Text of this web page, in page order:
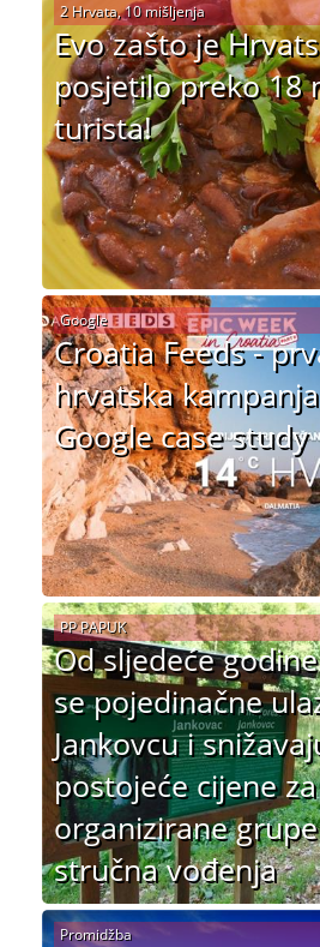
Evo zašto je
posjetilo preko 18
turista!
2 Hrvata, 10 mišljenja
Croatia Feeds -
hrvatska
Google case study
Google
Od sljedeće
se pojedinačne
Jankovcu i
postojeće cijene za
organizirane
stručna vođenja
PP PAPUK
Promidžba